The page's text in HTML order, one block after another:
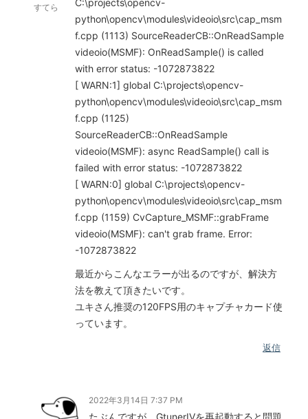
すてら
C:\projects\opencv-
python\opencv\modules\videoio\src\cap_msm
f.cpp (1113) SourceReaderCB::OnReadSample
videoio(MSMF): OnReadSample() is called
with error status: -1072873822
[ WARN:1] global C:\projects\opencv-
python\opencv\modules\videoio\src\cap_msm
f.cpp (1125)
SourceReaderCB::OnReadSample
videoio(MSMF): async ReadSample() call is
failed with error status: -1072873822
[ WARN:0] global C:\projects\opencv-
python\opencv\modules\videoio\src\cap_msm
f.cpp (1159) CvCapture_MSMF::grabFrame
videoio(MSMF): can't grab frame. Error:
-1072873822
最近からこんなエラーが出るのですが、解決方
法を教えて頂きたいです。
ユキさん推奨の120FPS用のキャプチャカード使
っています。
返信
2022年3月14日 7:37 PM